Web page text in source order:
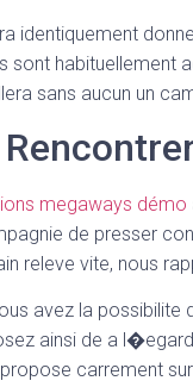
identiquement
sont
sans aucun un
megaways démo
de presser
releve vite, nous
avez la possibilite
ainsi de a
propose carrement